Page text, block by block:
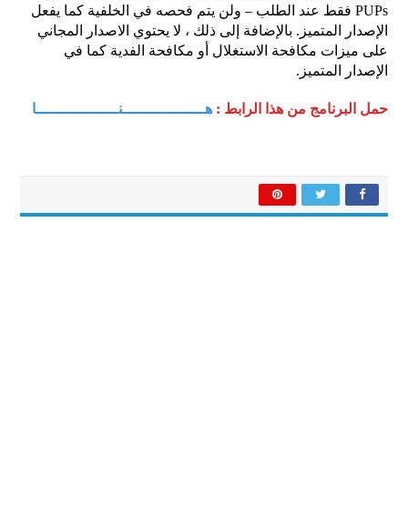
PUPs فقط عند الطلب – ولن يتم فحصه في الخلفية كما يفعل
الإصدار المتميز. بالإضافة إلى ذلك ، لا يحتوي الاصدار المجاني
على ميزات مكافحة الاستغلال أو مكافحة الفدية كما في
الإصدار المتميز.
حمل البرنامج من هذا الرابط :هــــــــــــــــــنــــــــــــــــــا